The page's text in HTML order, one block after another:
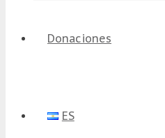
Donaciones
ES